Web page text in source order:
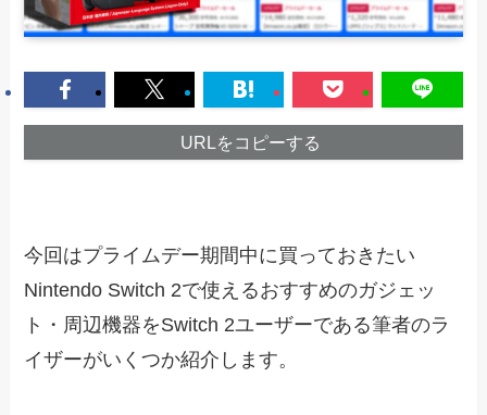
URLをコピーする
今回はプライムデー期間中に買っておきたい
Nintendo Switch 2で使えるおすすめのガジェッ
ト・周辺機器をSwitch 2ユーザーである筆者のラ
イザーがいくつか紹介します。